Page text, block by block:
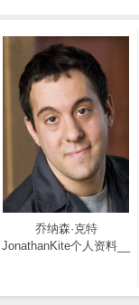
乔纳森·克特
JonathanKite个人资料__